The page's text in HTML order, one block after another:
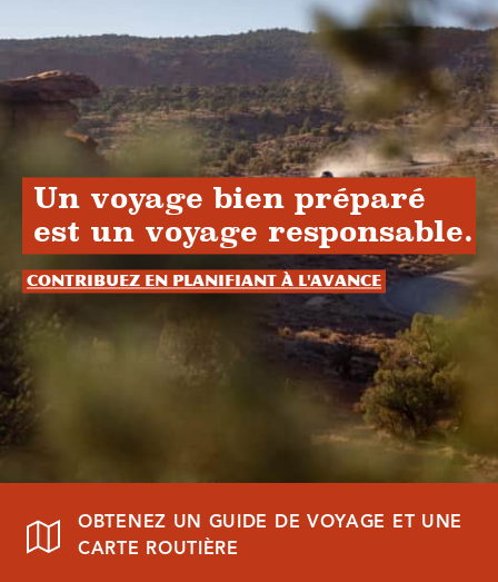
Un voyage bien préparé
est un voyage responsable.
Contribuez en planifiant à l'avance
OBTENEZ UN GUIDE DE VOYAGE ET UNE
CARTE ROUTIÈRE